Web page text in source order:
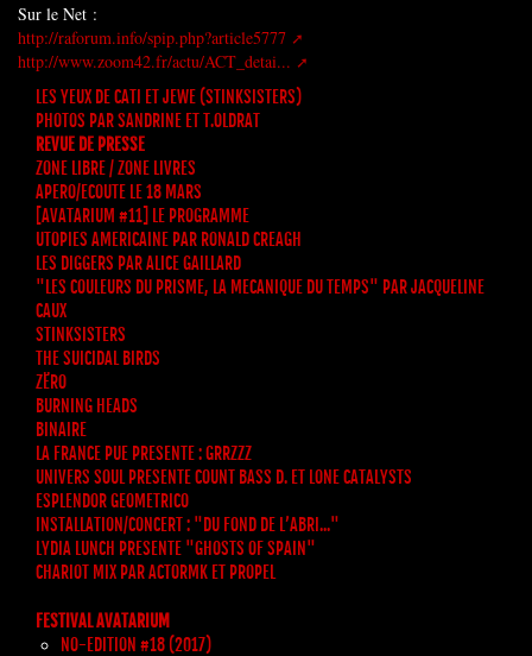
Sur le Net :
http://raforum.info/spip.php?article5777
http://www.zoom42.fr/actu/ACT_detai...
LES YEUX DE CATI ET JEWE (STINKSISTERS)
PHOTOS PAR SANDRINE ET T.OLDRAT
REVUE DE PRESSE
ZONE LIBRE / ZONE LIVRES
APERO/ECOUTE LE 18 MARS
[AVATARIUM #11] LE PROGRAMME
UTOPIES AMERICAINE PAR RONALD CREAGH
LES DIGGERS PAR ALICE GAILLARD
"LES COULEURS DU PRISME, LA MECANIQUE DU TEMPS" PAR JACQUELINE
CAUX
STINKSISTERS
THE SUICIDAL BIRDS
ZËRO
BURNING HEADS
BINAIRE
LA FRANCE PUE PRESENTE : GRRZZZ
UNIVERS SOUL PRESENTE COUNT BASS D. ET LONE CATALYSTS
ESPLENDOR GEOMETRICO
INSTALLATION/CONCERT : "DU FOND DE L’ABRI..."
LYDIA LUNCH PRESENTE "GHOSTS OF SPAIN"
CHARIOT MIX PAR ACTORMK ET PROPEL
FESTIVAL AVATARIUM
NO-EDITION #18 (2017)